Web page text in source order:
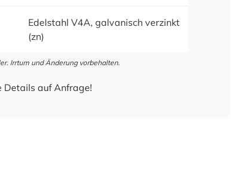
Edelstahl V4A, galvanisch verzinkt
(zn)
Irrtum und Änderung vorbehalten.
Details auf Anfrage!